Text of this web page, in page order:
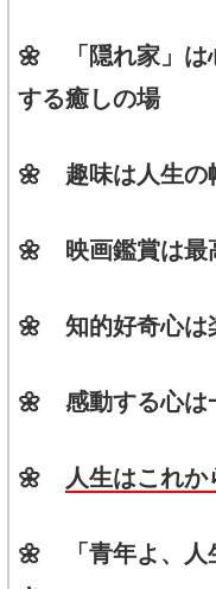
🌼 「隠れ家」は
する癒しの場
🌼 趣味は人生の
🌼 映画鑑賞は最
🌼 知的好奇心は
🌼 感動する心は
🌼 人生はこれか
🌼 「青年よ、人